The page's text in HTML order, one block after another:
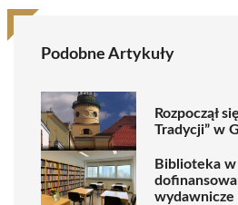
Podobne Artykuły
Rozpoczął
Tradycji” w
Biblioteka w
wydawnicze